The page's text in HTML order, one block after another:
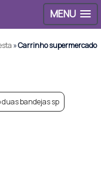
MENU
»Carrinho supermercado
bandejas sp